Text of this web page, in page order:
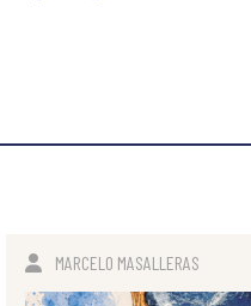
MARCELO MASALLERAS